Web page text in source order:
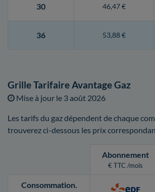
30 46,47 €
36 53,88 €
Grille Tarifaire Avantage Gaz
Mise à jour le 3 août 2026
Les tarifs du gaz dépendent de chaque
trouverez ci-dessous les prix
Abonnement
€ TTC /mois
Consommation.